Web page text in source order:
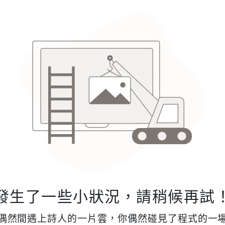
生了一些小狀況，請稍候再試！
然間遇上詩人的一片雲，你偶然碰見了程式的一